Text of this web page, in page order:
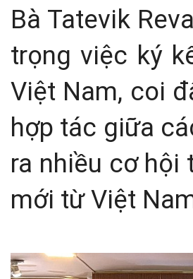
Bà Tatevik
trọng việc ký
Việt Nam, coi
hợp tác giữa
ra nhiều cơ
mới từ Việt